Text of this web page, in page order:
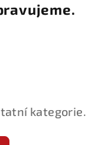
kategorie.